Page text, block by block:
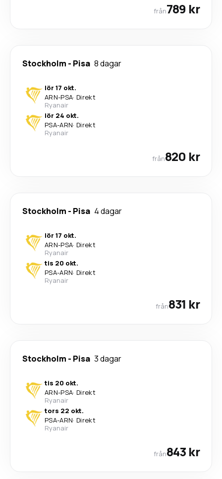
från789 kr
Stockholm - Pisa 8 dagar
lör 17 okt.
ARN-PSA· Direkt
Ryanair
lör 24 okt.
PSA-ARN· Direkt
Ryanair
från820 kr
Stockholm - Pisa 4 dagar
lör 17 okt.
ARN-PSA· Direkt
Ryanair
tis 20 okt.
PSA-ARN· Direkt
Ryanair
från831 kr
Stockholm - Pisa 3 dagar
tis 20 okt.
ARN-PSA· Direkt
Ryanair
tors 22 okt.
PSA-ARN· Direkt
Ryanair
från843 kr